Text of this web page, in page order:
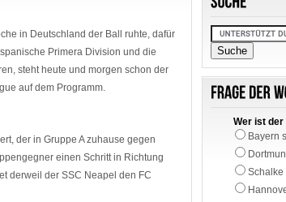
in Deutschland der Ball ruhte, dafür
Primera Division und die
steht heute und morgen schon der
auf dem Programm.
der in Gruppe A zuhause gegen
einen Schritt in Richtung
derweil der SSC Neapel den FC
Wer ist
Bayern
Schalke